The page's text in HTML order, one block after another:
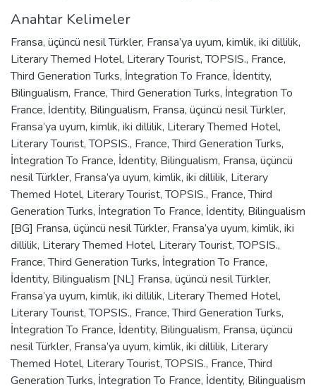
Anahtar Kelimeler
Fransa, üçüncü nesil Türkler, Fransa’ya uyum, kimlik, iki dillilik,
Literary Themed Hotel, Literary Tourist,TOPSIS., France,
Third Generation Turks, İntegration To France, İdentity,
Bilingualism, France,Third Generation Turks, İntegration To
France, İdentity, Bilingualism, Fransa, üçüncü nesil Türkler,
Fransa’ya uyum, kimlik, iki dillilik, Literary Themed Hotel,
Literary Tourist,TOPSIS., France,Third Generation Turks,
İntegration To France, İdentity, Bilingualism, Fransa, üçüncü
nesil Türkler, Fransa’ya uyum, kimlik, iki dillilik, Literary
Themed Hotel, Literary Tourist,TOPSIS., France,Third
Generation Turks, İntegration To France, İdentity, Bilingualism
[BG] Fransa, üçüncü nesil Türkler, Fransa’ya uyum, kimlik, iki
dillilik, Literary Themed Hotel, Literary Tourist,TOPSIS.,
France,Third Generation Turks, İntegration To France,
İdentity, Bilingualism [NL] Fransa, üçüncü nesil Türkler,
Fransa’ya uyum, kimlik, iki dillilik, Literary Themed Hotel,
Literary Tourist,TOPSIS., France,Third Generation Turks,
İntegration To France, İdentity, Bilingualism, Fransa, üçüncü
nesil Türkler, Fransa’ya uyum, kimlik, iki dillilik, Literary
Themed Hotel, Literary Tourist,TOPSIS., France,Third
Generation Turks, İntegration To France, İdentity, Bilingualism